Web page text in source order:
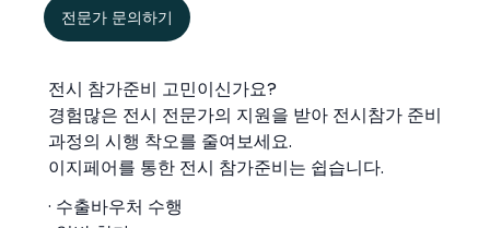
전문가 문의하기
전시 참가준비 고민이신가요?
경험많은 전시 전문가의 지원을 받아 전시참가 준비
과정의 시행 착오를 줄여보세요.
이지페어를 통한 전시 참가준비는 쉽습니다.
· 수출바우처 수행